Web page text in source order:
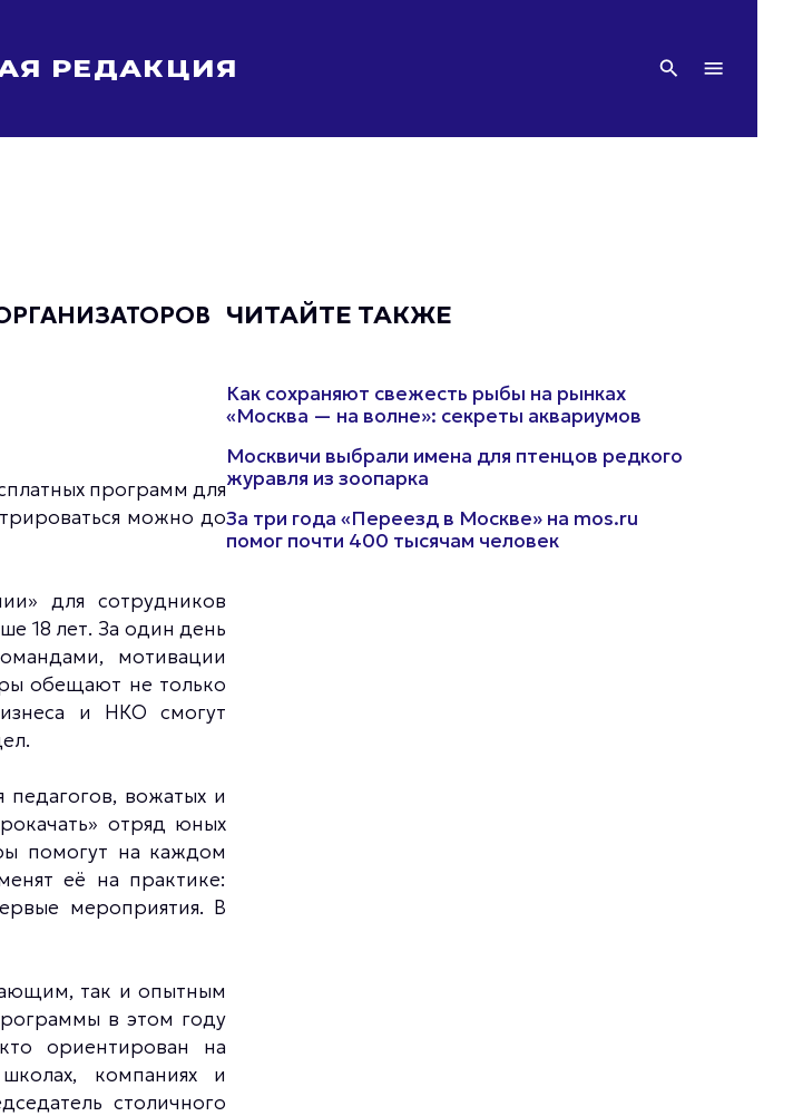
РЕДАКЦИЯ
программ для
можно до
для сотрудников
18 лет. За один день
мотивации
обещают не только
и НКО смогут
педагогов, вожатых и
отряд юных
помогут на каждом
её на практике:
мероприятия. В
так и опытным
в этом году
ориентирован на
компаниях и
столичного
ЧИТАЙТЕ ТАКЖЕ
Как сохраняют свежесть рыбы на рынках
«Москва — на волне»: секреты аквариумов
Москвичи выбрали имена для птенцов редкого
журавля из зоопарка
За три года «Переезд в Москве» на mos.ru
помог почти 400 тысячам человек